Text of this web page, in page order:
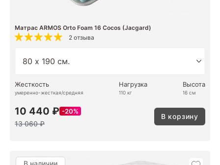
Матрас ARMOS Orto Foam 16 Cocos (Jacgard)
2 отзыва
Жесткость
умеренно-жесткая/средняя
Нагрузка
110 кг
Высота
16 см
10 440 ₽ 20%
13 060 ₽
В корзину
В наличии